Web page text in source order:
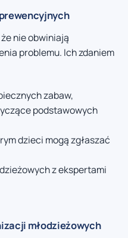
nie obwiniają
problemu. Ich zdaniem
zabaw,
podstawowych
dzieci mogą zgłaszać
z ekspertami
młodzieżowych